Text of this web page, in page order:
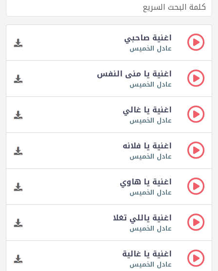
اغنية صاحبي
عادل الخميس
اغنية يا منى النفس
عادل الخميس
اغنية يا غالي
عادل الخميس
اغنية يا فلانه
عادل الخميس
اغنية يا هاوي
عادل الخميس
اغنية ياللي تغلا
عادل الخميس
اغنية يا غالية
عادل الخميس